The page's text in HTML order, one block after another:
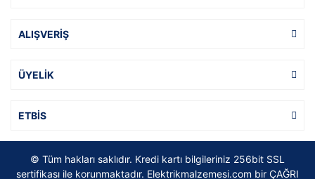
ALIŞVERİŞ
ÜYELİK
ETBİS
© Tüm hakları saklıdır. Kredi kartı bilgileriniz 256bit SSL
sertifikası ile korunmaktadır. Elektrikmalzemesi.com bir ÇAĞRI